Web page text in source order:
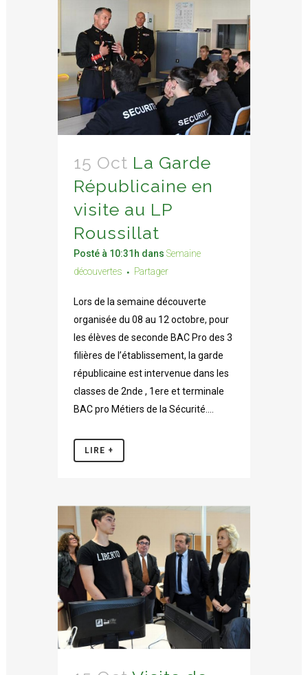
15 Oct La Garde
Républicaine en
visite au LP
Roussillat
Posté à 10:31h dans Semaine
découvertes
Partager
Lors de la semaine découverte
organisée du 08 au 12 octobre, pour
les élèves de seconde BAC Pro des 3
filières de l’établissement, la garde
républicaine est intervenue dans les
classes de 2nde , 1ere et terminale
BAC pro Métiers de la Sécurité....
LIRE +